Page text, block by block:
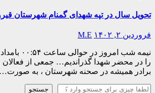
تحویل سال در تپه شهدای گمنام شهرستان
فروردین ۲, ۱۴۰۲ M.E
نیمه شب
را در محضر شهدا گذراندیم… جمعی از
برادر همیشه در صحنه شهرستان ، به صورت…
جستجو
جستجو